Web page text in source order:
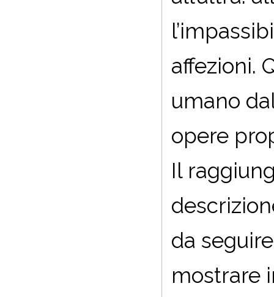
affezioni.
umano
opere
Il
da
mostrare